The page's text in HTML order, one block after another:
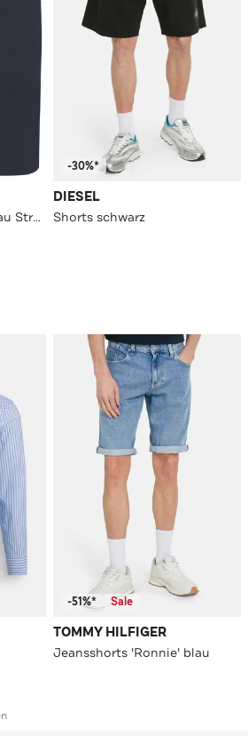
Short PALMA dunkelblau Straight
-30%*
DIESEL
Shorts schwarz
-51%* Sale
TOMMY HILFIGER
Jeansshorts 'Ronnie' blau